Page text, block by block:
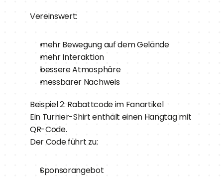
Vereinswert:
mehr Bewegung auf dem Gelände
mehr Interaktion
bessere Atmosphäre
messbarer Nachweis
Beispiel 2: Rabattcode im Fanartikel
Ein Turnier-Shirt enthält einen Hangtag mit
QR-Code.
Der Code führt zu:
Sponsorangebot